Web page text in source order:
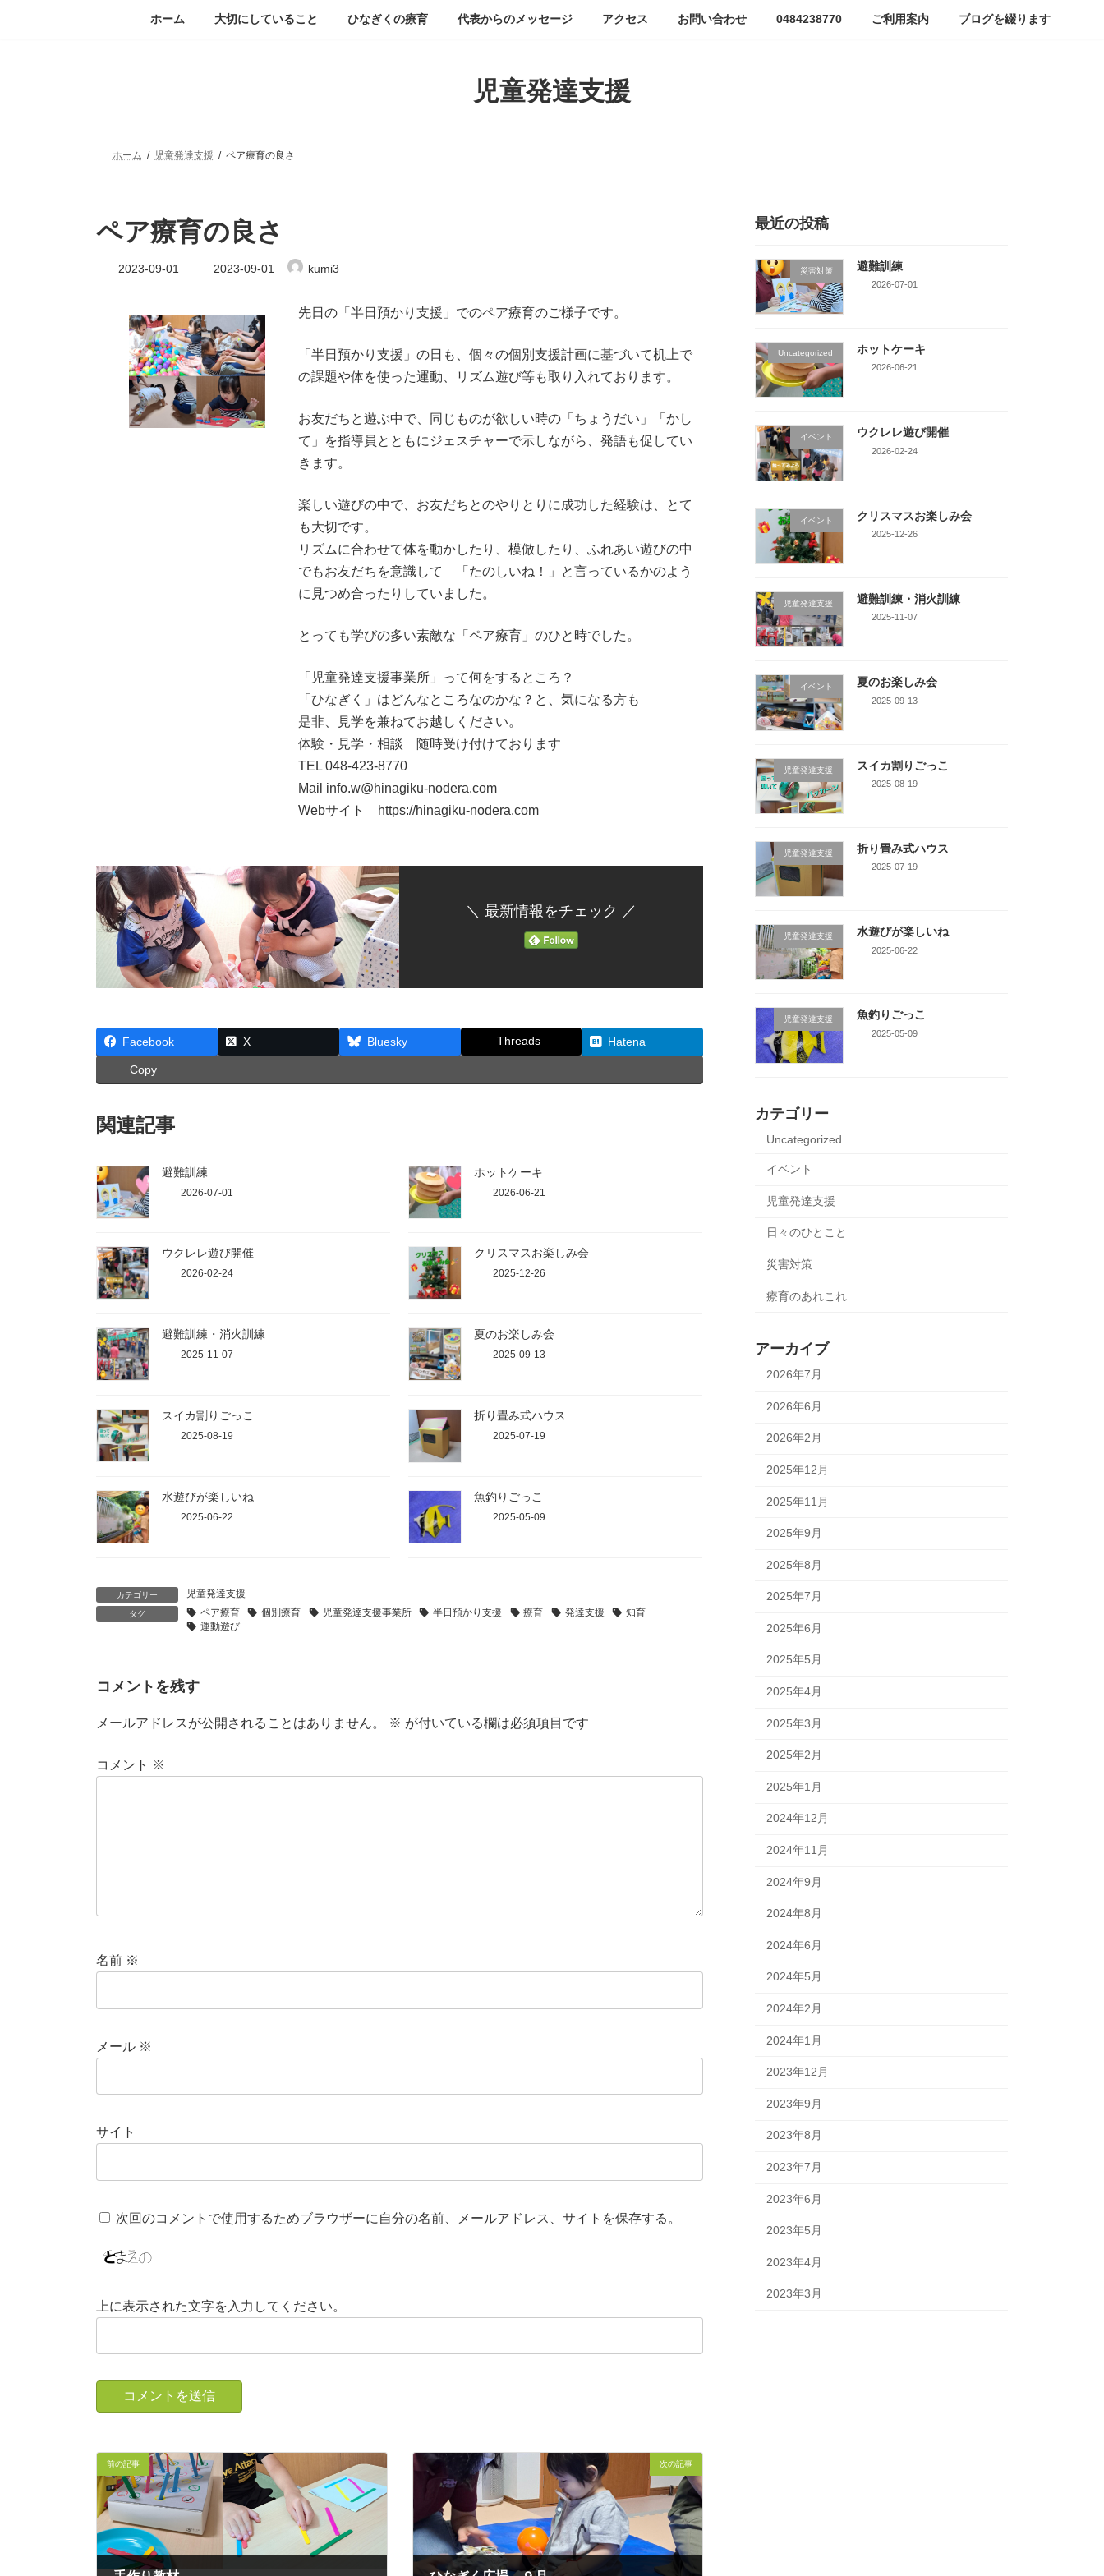
ホーム 大切にしていること ひなぎくの療育 代表からのメッセージ アクセス お問い合わせ 0484238770 ご利用案内 ブログを綴ります
児童発達支援
ホーム 児童発達支援 ペア療育の良さ
ペア療育の良さ
2023-09-01
最
終
時
:
2023-09-01 kumi3
先日の「半日預かり支援」でのペア療育のご様子です。
「半日預かり支援」の日も、個々の個別支援計画に基づいて机上で
の課題や体を使った運動、リズム遊び等も取り入れております。
お友だちと遊ぶ中で、同じものが欲しい時の「ちょうだい」「かし
て」を指導員とともにジェスチャーで示しながら、発語も促してい
きます。
楽しい遊びの中で、お友だちとのやりとりに成功した経験は、とて
も大切です。
リズムに合わせて体を動かしたり、模倣したり、ふれあい遊びの中
でもお友だちを意識して 「たのしいね！」と言っているかのよう
に見つめ合ったりしていました。
とっても学びの多い素敵な「ペア療育」のひと時でした。
「児童発達支援事業所」って何をするところ？
「ひなぎく」はどんなところなのかな？と、気になる方も
是非、見学を兼ねてお越しください。
体験・見学・相談 随時受け付けております
TEL 048-423-8770
Mail info.w@hinagiku-nodera.com
Webサイト https://hinagiku-nodera.com
＼ 最新情報をチェック ／
Facebook X Bluesky Threads Hatena
Copy
関連記事
避難訓練
2026-07-01
ホットケーキ
2026-06-21
ウクレレ遊び開催
2026-02-24
クリスマスお楽しみ会
2025-12-26
避難訓練・消火訓練
2025-11-07
夏のお楽しみ会
2025-09-13
スイカ割りごっこ
2025-08-19
折り畳み式ハウス
2025-07-19
水遊びが楽しいね
2025-06-22
魚釣りごっこ
2025-05-09
カテゴリー 児童発達支援
タグ ペア療育 個別療育 児童発達支援事業所 半日預かり支援 療育 発達支援
知育
運動遊び
コメントを残す
メールアドレスが公開されることはありません。 ※ が付いている欄は必須項目です
コメント ※
名前 ※
メール ※
サイト
次回のコメントで使用するためブラウザーに自分の名前、メールアドレス、サイトを保存する。
上に表示された文字を入力してください。
前の記事 次の記事
最近の投稿
災害対策 避難訓練
2026-07-01
Uncategorized ホットケーキ
2026-06-21
イベント ウクレレ遊び開催
2026-02-24
イベント クリスマスお楽しみ会
2025-12-26
児童発達支援 避難訓練・消火訓練
2025-11-07
イベント 夏のお楽しみ会
2025-09-13
児童発達支援 スイカ割りごっこ
2025-08-19
児童発達支援 折り畳み式ハウス
2025-07-19
児童発達支援 水遊びが楽しいね
2025-06-22
児童発達支援 魚釣りごっこ
2025-05-09
カテゴリー
Uncategorized
イベント
児童発達支援
日々のひとこと
災害対策
療育のあれこれ
アーカイブ
2026年7月
2026年6月
2026年2月
2025年12月
2025年11月
2025年9月
2025年8月
2025年7月
2025年6月
2025年5月
2025年4月
2025年3月
2025年2月
2025年1月
2024年12月
2024年11月
2024年9月
2024年8月
2024年6月
2024年5月
2024年2月
2024年1月
2023年12月
2023年9月
2023年8月
2023年7月
2023年6月
2023年5月
2023年4月
2023年3月